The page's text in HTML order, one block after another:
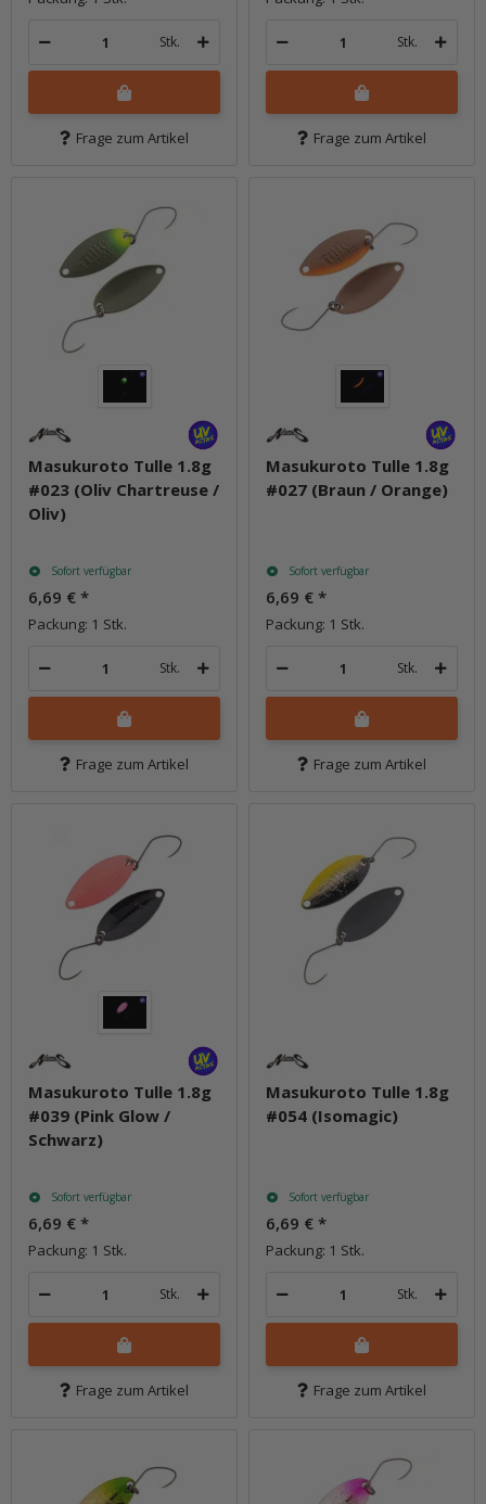
Stk.
Frage zum Artikel
Stk.
Frage zum Artikel
Masukuroto Tulle 1.8g
#023 (Oliv Chartreuse /
Oliv)
Sofort verfügbar
6,69 € *
Packung: 1 Stk.
Stk.
Frage zum Artikel
Masukuroto Tulle 1.8g
#027 (Braun / Orange)
Sofort verfügbar
6,69 € *
Packung: 1 Stk.
Stk.
Frage zum Artikel
Masukuroto Tulle 1.8g
#039 (Pink Glow /
Schwarz)
Sofort verfügbar
6,69 € *
Packung: 1 Stk.
Stk.
Frage zum Artikel
Masukuroto Tulle 1.8g
#054 (Isomagic)
Sofort verfügbar
6,69 € *
Packung: 1 Stk.
Stk.
Frage zum Artikel